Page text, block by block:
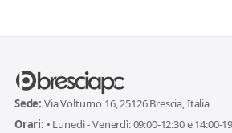
Sede: Via Volturno 16, 25126 Brescia, Italia
Orari: • Lunedì - Venerdì: 09:00-12:30 e 14:00-